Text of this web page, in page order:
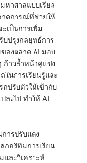
หาศาลแบบเรียล
าดการณ์ที่ช่วยให้
เป็นการเพิ่ม
บปรุงกลยุทธ์การ
องตลาด AI มอบ
ก้าวล้ำหน้าคู่แข่ง
ในการเรียนรู้และ
ปรับตัวให้เข้ากับ
ลงไป ทำให้ AI
ารปรับแต่ง
กอริทึมการเรียน
และวิเคราะห์